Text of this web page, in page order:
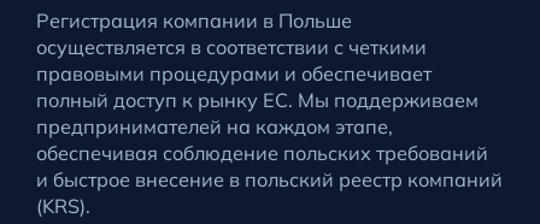
Регистрация компании в Польше
осуществляется в соответствии с четкими
правовыми процедурами и обеспечивает
полный доступ к рынку ЕС. Мы поддерживаем
предпринимателей на каждом этапе,
обеспечивая соблюдение польских требований
и быстрое внесение в польский реестр компаний
(KRS).